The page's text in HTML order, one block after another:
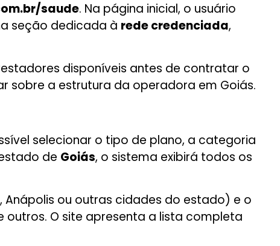
saude. Na página inicial, o usuário
seção dedicada à rede credenciada,
disponíveis antes de contratar o
sobre a estrutura da operadora em Goiás.
selecionar o tipo de plano, a categoria
de Goiás, o sistema exibirá todos os
Anápolis ou outras cidades do estado) e o
O site apresenta a lista completa